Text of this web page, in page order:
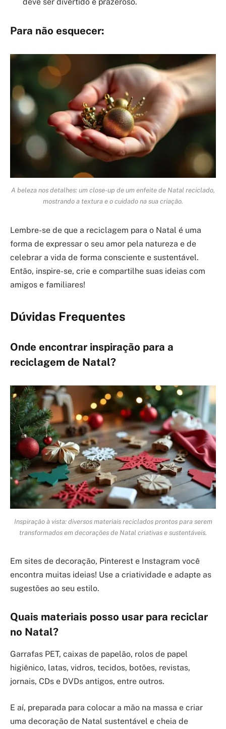
deve ser divertido e prazeroso.
Para não esquecer:
A beleza nos detalhes: um close-up de um enfeite de Natal reciclado,
mostrando a textura e o cuidado na sua criação.
Lembre-se de que a reciclagem para o Natal é uma
forma de expressar o seu amor pela natureza e de
celebrar a vida de forma consciente e sustentável.
Então, inspire-se, crie e compartilhe suas ideias com
amigos e familiares!
Dúvidas Frequentes
Onde encontrar inspiração para a
reciclagem de Natal?
Inspiração à vista: diversos materiais reciclados prontos para serem
transformados em decorações de Natal criativas e sustentáveis.
Em sites de decoração, Pinterest e Instagram você
encontra muitas ideias! Use a criatividade e adapte as
sugestões ao seu estilo.
Quais materiais posso usar para reciclar
no Natal?
Garrafas PET, caixas de papelão, rolos de papel
higiênico, latas, vidros, tecidos, botões, revistas,
jornais, CDs e DVDs antigos, entre outros.
E aí, preparada para colocar a mão na massa e criar
uma decoração de Natal sustentável e cheia de